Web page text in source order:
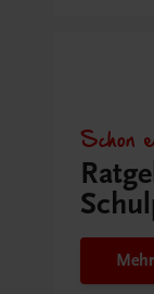
Schon